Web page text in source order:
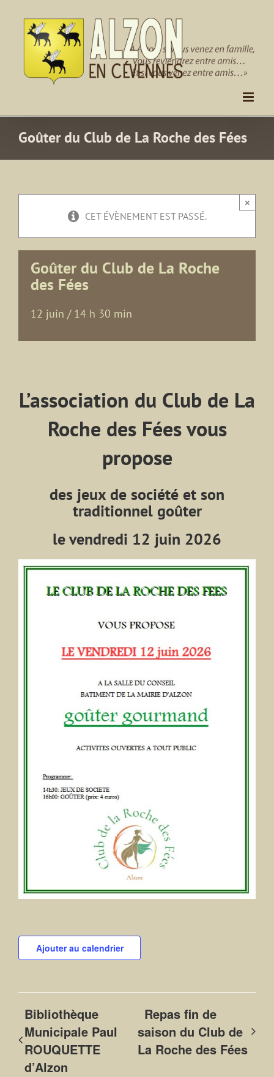
contenu
Goûter du Club de La Roche des Fées
×
CET ÉVÈNEMENT EST PASSÉ.
Goûter du Club de La Roche
des Fées
12 juin / 14 h 30 min
L’association du Club de La
Roche des Fées vous
propose
des jeux de société et son
traditionnel goûter
le vendredi 12 juin 2026
Ajouter au calendrier
Bibliothèque
Municipale Paul
ROUQUETTE
d’Alzon
Repas fin de
saison du Club de
La Roche des Fées